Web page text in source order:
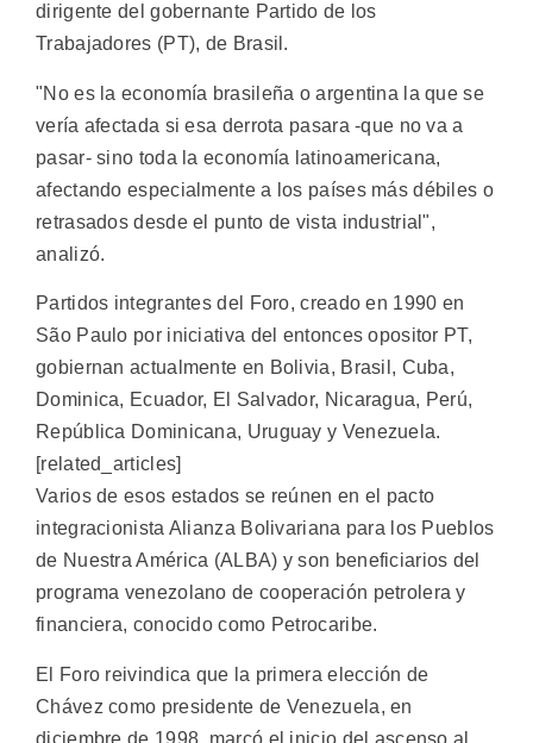
dirigente del gobernante Partido de los
Trabajadores (PT), de Brasil.
"No es la economía brasileña o argentina la que se
vería afectada si esa derrota pasara -que no va a
pasar- sino toda la economía latinoamericana,
afectando especialmente a los países más débiles o
retrasados desde el punto de vista industrial",
analizó.
Partidos integrantes del Foro, creado en 1990 en
São Paulo por iniciativa del entonces opositor PT,
gobiernan actualmente en Bolivia, Brasil, Cuba,
Dominica, Ecuador, El Salvador, Nicaragua, Perú,
República Dominicana, Uruguay y Venezuela.
[related_articles]
Varios de esos estados se reúnen en el pacto
integracionista Alianza Bolivariana para los Pueblos
de Nuestra América (ALBA) y son beneficiarios del
programa venezolano de cooperación petrolera y
financiera, conocido como Petrocaribe.
El Foro reivindica que la primera elección de
Chávez como presidente de Venezuela, en
diciembre de 1998, marcó el inicio del ascenso al